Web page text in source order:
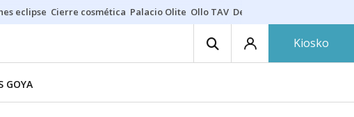
eclipse Cierre cosmética Palacio Olite Ollo TAV Derrama vecinos
Kiosko
GOYA